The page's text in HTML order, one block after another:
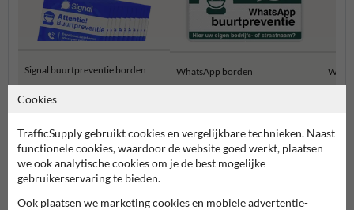
Signal buurtpreventie borden WhatsApp borden
Cookies
TrafficSupply gebruikt cookies en vergelijkbare technieken. Naast
functionele cookies, waardoor de website goed werkt, plaatsen
we ook analytische cookies om je de best mogelijke
gebruikerservaring te bieden.
Ook plaatsen we marketing cookies en mobiele advertentie-